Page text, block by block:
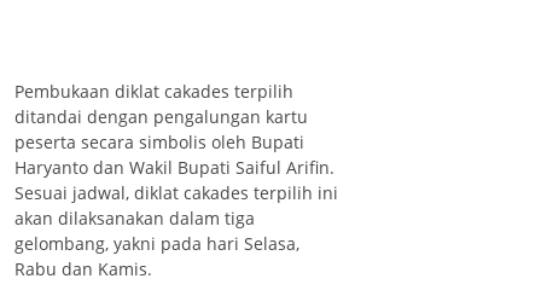
Pembukaan diklat cakades terpilih
ditandai dengan pengalungan kartu
peserta secara simbolis oleh Bupati
Haryanto dan Wakil Bupati Saiful Arifin.
Sesuai jadwal, diklat cakades terpilih ini
akan dilaksanakan dalam tiga
gelombang, yakni pada hari Selasa,
Rabu dan Kamis.